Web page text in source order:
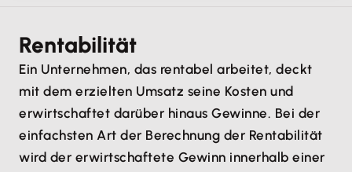
Rentabilität
Ein Unternehmen, das rentabel arbeitet, deckt
mit dem erzielten Umsatz seine Kosten und
erwirtschaftet darüber hinaus Gewinne. Bei der
einfachsten Art der Berechnung der Rentabilität
wird der erwirtschaftete Gewinn innerhalb einer